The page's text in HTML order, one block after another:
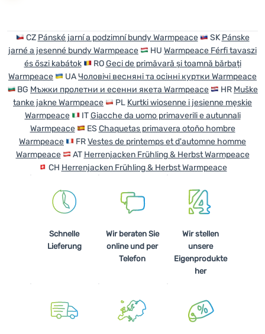
Registrieren
CZ Pánské jarní a podzimní bundy Warmpeace SK Pánske
jarné a jesenné bundy Warmpeace
HU Warmpeace Férfi tavaszi
és őszi kabátok
ROGeci de primăvară și toamnă bărbați
Warmpeace
UAЧоловічі весняні та осінні куртки Warmpeace
BG Мъжки пролетни и есенни якета Warmpeace HR Muške
tanke jakne Warmpeace
PL Kurtki wiosenne i jesienne męskie
Warmpeace
ITGiacche da uomo primaverili e autunnali
Warmpeace
ES Chaquetas primavera otoño hombre
Warmpeace
FRVestes de printemps et d'automne homme
Warmpeace
AT Herrenjacken Frühling & Herbst Warmpeace
CH Herrenjacken Frühling & Herbst Warmpeace
Schnelle
Lieferung
Wir beraten Sie
online und per
Telefon
Wir stellen
unsere
Eigenprodukte
her